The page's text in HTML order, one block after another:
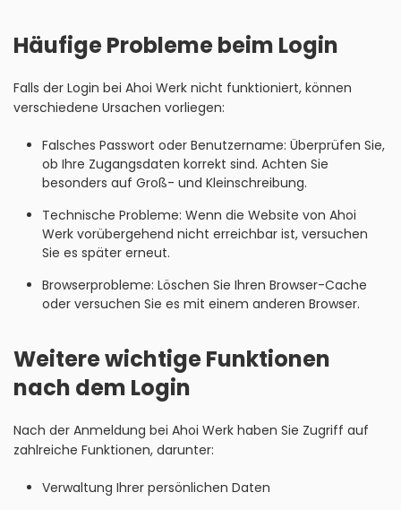
Häufige Probleme beim Login
Falls der Login bei Ahoi Werk nicht funktioniert, können
verschiedene Ursachen vorliegen:
Falsches Passwort oder Benutzername: Überprüfen Sie,
ob Ihre Zugangsdaten korrekt sind. Achten Sie
besonders auf Groß- und Kleinschreibung.
Technische Probleme: Wenn die Website von Ahoi
Werk vorübergehend nicht erreichbar ist, versuchen
Sie es später erneut.
Browserprobleme: Löschen Sie Ihren Browser-Cache
oder versuchen Sie es mit einem anderen Browser.
Weitere wichtige Funktionen
nach dem Login
Nach der Anmeldung bei Ahoi Werk haben Sie Zugriff auf
zahlreiche Funktionen, darunter:
Verwaltung Ihrer persönlichen Daten